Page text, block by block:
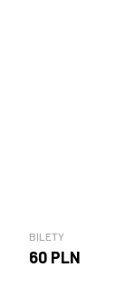
BILETY
60 PLN